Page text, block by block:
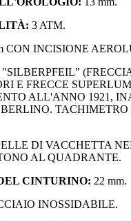
3 ATM.
CON INCISIONE
"SILBERPFEIL"
E FRECCE
ALL'ANNO 1921,
DI VACCHETTA
AL QUADRANTE.
CINTURINO: 22 mm.
INOSSIDABILE.